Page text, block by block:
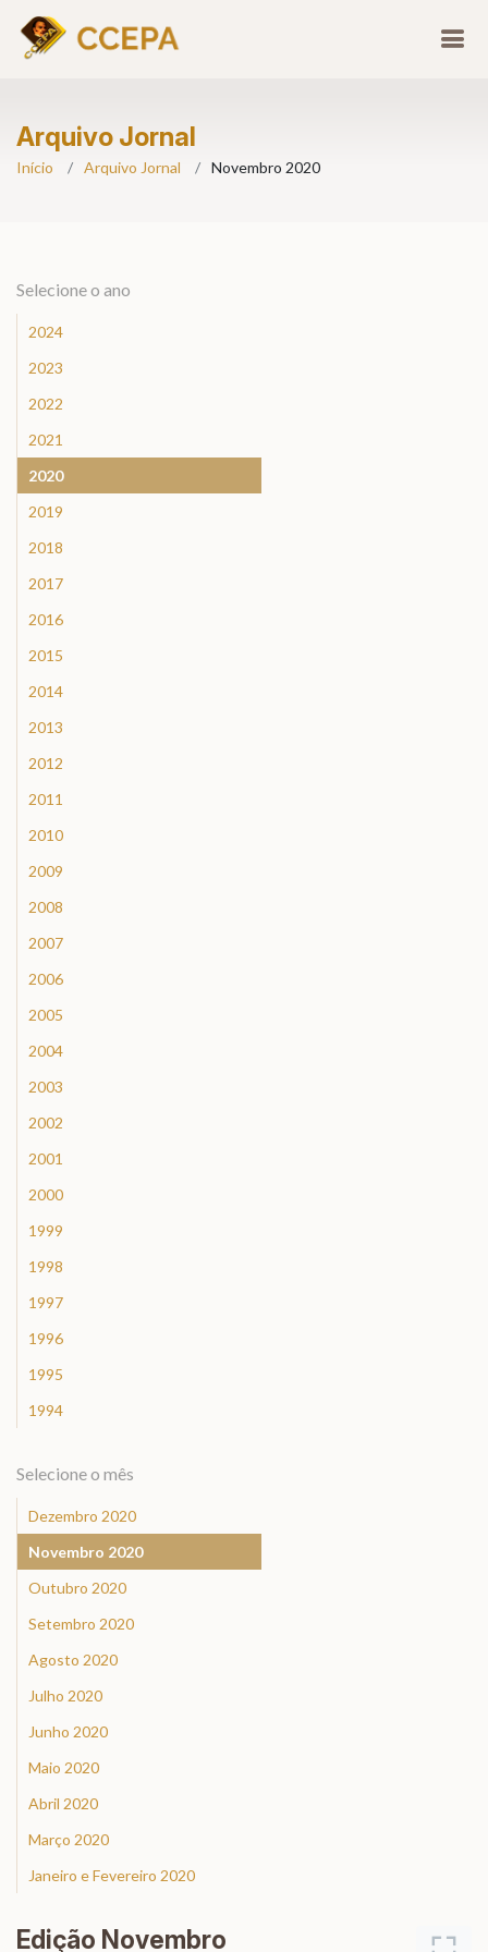
Arquivo Jornal
Início Arquivo Jornal Novembro 2020
Selecione o ano
2024
2023
2022
2021
2020
2019
2018
2017
2016
2015
2014
2013
2012
2011
2010
2009
2008
2007
2006
2005
2004
2003
2002
2001
2000
1999
1998
1997
1996
1995
1994
Selecione o mês
Dezembro 2020
Novembro 2020
Outubro 2020
Setembro 2020
Agosto 2020
Julho 2020
Junho 2020
Maio 2020
Abril 2020
Março 2020
Janeiro e Fevereiro 2020
Edição Novembro